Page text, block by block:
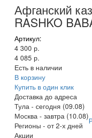
Афганский
RASHKO
Артикул:
4 300 р.
4 085 р.
Есть в наличии
В корзину
Купить в один клик
Доставка до адреса
Тула - сегодня (09.08)
Москва - завтра (10.08)
Регионы - от 2-х дней
Акции